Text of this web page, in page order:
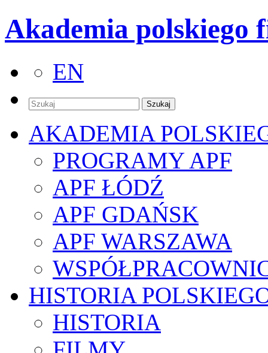
Akademia polskiego
EN
AKADEMIA
PROGRAMY APF
APF ŁÓDŹ
APF GDAŃSK
APF WARSZAWA
HISTORIA
HISTORIA